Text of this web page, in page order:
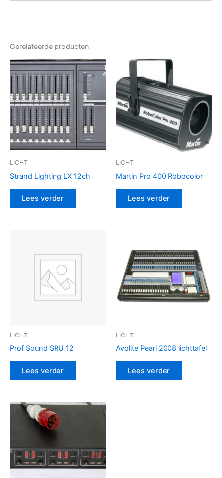
Gerelateerde producten
LICHT
Strand Lighting LX 12ch
Lees verder
LICHT
Martin Pro 400 Robocolor
Lees verder
LICHT
Prof Sound SRU 12
Lees verder
LICHT
Avolite Pearl 2008 lichttafel
Lees verder